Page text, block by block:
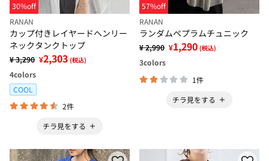
30%off
RANAN
カップ付きレイヤードヘンリー
ネックタンクトップ
¥ 3,290 ¥2,303 (税込)
4colors
COOL
2件
チラ見をする
57%off
RANAN
ランダムペプラムチュニック
¥ 2,990 ¥1,290 (税込)
3colors
1件
チラ見をする